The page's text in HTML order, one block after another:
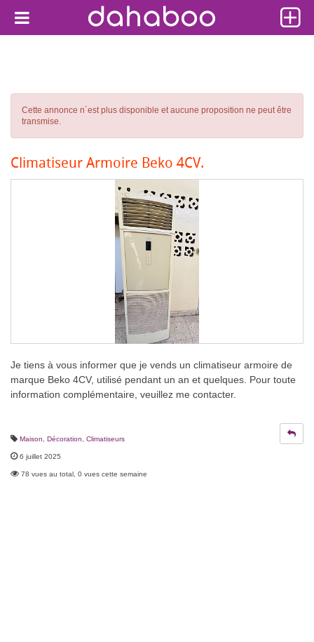
Cette annonce n´est plus disponible et aucune proposition ne peut être
transmise.
Climatiseur Armoire Beko 4CV.
Je tiens à vous informer que je vends un climatiseur armoire de
marque Beko 4CV, utilisé pendant un an et quelques. Pour toute
information complémentaire, veuillez me contacter.
Maison, Décoration Climatiseurs
6 juillet 2025
78 vues au total, 0 vues cette semaine